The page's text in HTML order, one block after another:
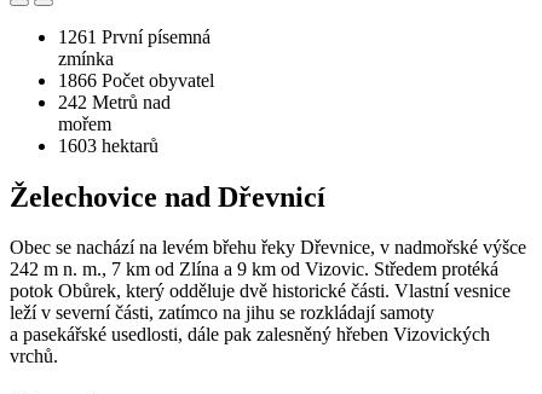
1261 První písemná
zmínka
1866 Počet obyvatel
242 Metrů nad
mořem
1603 hektarů
Želechovice nad Dřevnicí
Obec se nachází na levém břehu řeky Dřevnice, v nadmořské výšce
242 m n. m., 7 km od Zlína a 9 km od Vizovic. Středem protéká
potok Obůrek, který odděluje dvě historické části. Vlastní vesnice
leží v severní části, zatímco na jihu se rozkládají samoty
a pasekářské usedlosti, dále pak zalesněný hřeben Vizovických
vrchů.